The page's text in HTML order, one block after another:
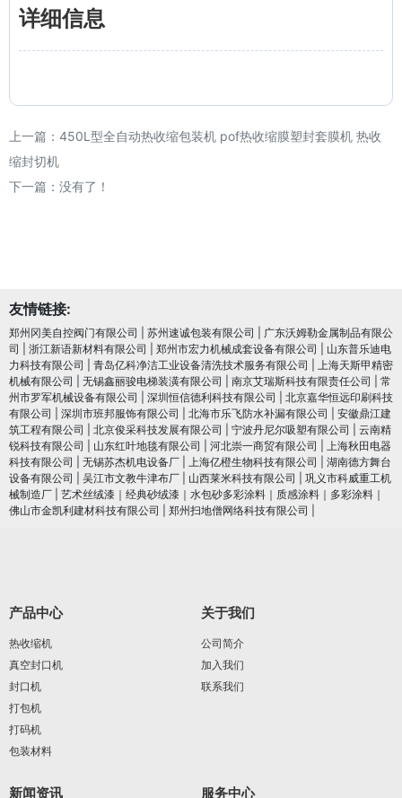
详细信息
上一篇： 450L型全自动热收缩包装机 pof热收缩膜塑封套膜机 热收
缩封切机
下一篇：没有了！
友情链接:
郑州冈美自控阀门有限公司 苏州速诚包装有限公司
广东沃姆勒金属制品有限公
司
浙江新语新材料有限公司 郑州市宏力机械成套设备有限公司
山东普乐迪电
力科技有限公司
青岛亿科净洁工业设备清洗技术服务有限公司
上海天斯甲精密
机械有限公司
无锡鑫丽骏电梯装潢有限公司 南京艾瑞斯科技有限责任公司
常
州市罗军机械设备有限公司
深圳恒信德利科技有限公司
北京嘉华恒远印刷科技
有限公司
深圳市班邦服饰有限公司 北海市乐飞防水补漏有限公司
安徽鼎江建
筑工程有限公司
北京俊采科技发展有限公司 宁波丹尼尔吸塑有限公司
云南精
锐科技有限公司
山东红叶地毯有限公司 河北崇一商贸有限公司
上海秋田电器
科技有限公司
无锡苏杰机电设备厂 上海亿橙生物科技有限公司
湖南德方舞台
设备有限公司
吴江市文教牛津布厂 山西莱米科技有限公司
巩义市科威重工机
械制造厂
艺术丝绒漆｜经典砂绒漆｜水包砂多彩涂料｜质感涂料｜多彩涂料｜
佛山市金凯利建材科技有限公司
郑州扫地僧网络科技有限公司
产品中心
热收缩机
真空封口机
封口机
打包机
打码机
包装材料
关于我们
公司简介
加入我们
联系我们
新闻资讯 服务中心